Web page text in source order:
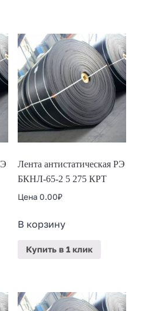
Лента антистатическая РЭ
БКНЛ-65-2 5 275 КРТ
Цена 0.00₽
В корзину
Купить в 1 клик